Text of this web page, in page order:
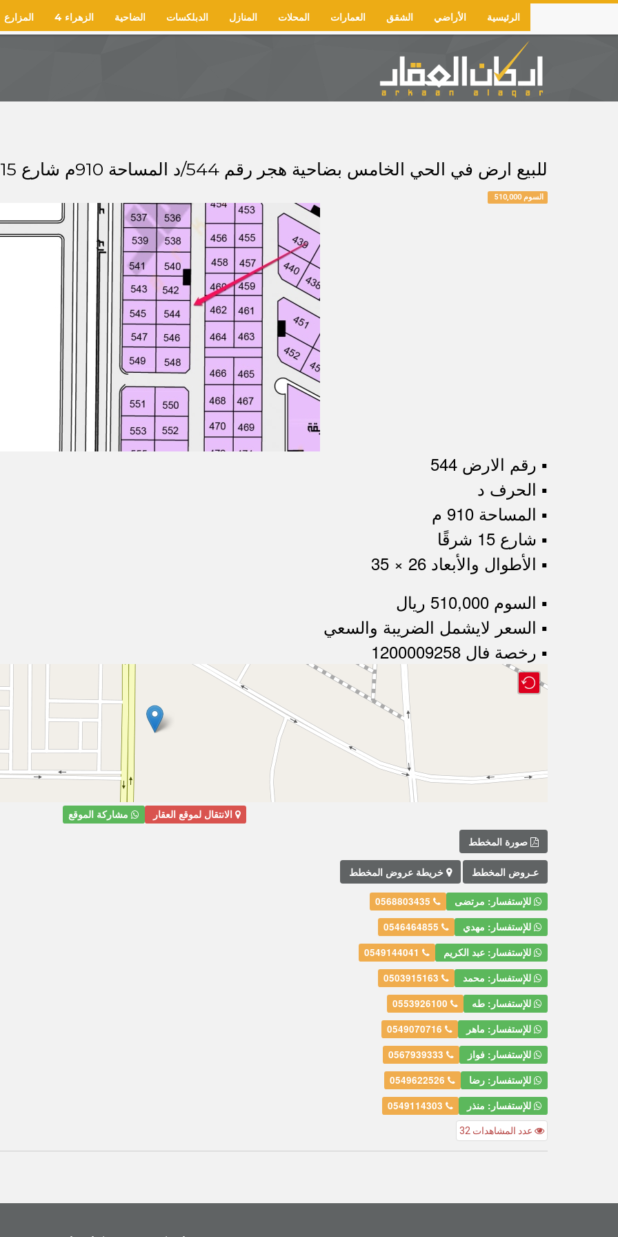
Skip
main
Main
navigation
المزارع الزهراء 4 الضاحية الدبلكسات المنازل المحلات العمارات الشقق الأراضي الرئيسية
للبيع ارض في الحي الخامس بضاحية هجر رقم 544/د المساحة 910م شارع 15 شرقًا السوم 510 الاف
السوم 510,000
▪︎ رقم الارض 544
▪︎ الحرف د
▪︎ المساحة 910 م
▪︎ شارع 15 شرقًا
▪︎ الأطوال والأبعاد 26 × 35
▪︎ السوم 510,000 ريال
▪︎ السعر لايشمل الضريبة والسعي
▪︎ رخصة فال 1200009258
الانتقال لموقع العقار مشاركة الموقع
صورة المخطط
عـروض المخطط خريطة عروض المخطط
للإستفسار: مرتضى
للإستفسار: مهدي
للإستفسار: عبد الكريم
للإستفسار: محمد
للإستفسار: طه
للإستفسار: ماهر
للإستفسار: فواز
للإستفسار: رضا
للإستفسار: منذر
عدد المشاهدات 32